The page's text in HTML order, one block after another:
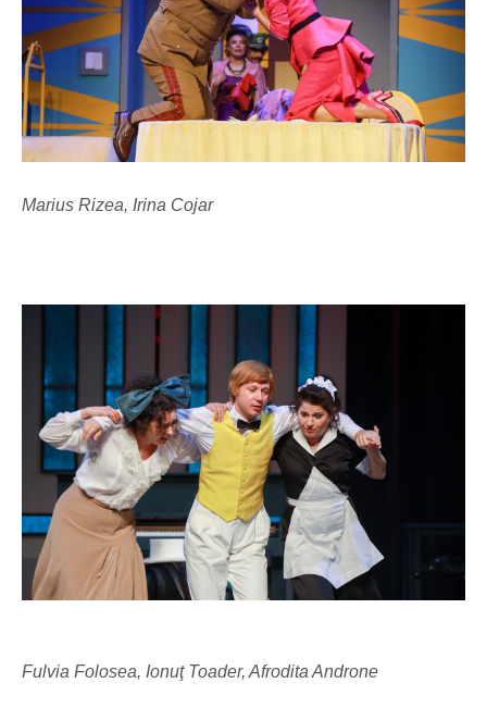
Marius Rizea, Irina Cojar
Fulvia Folosea, Ionuţ Toader, Afrodita Androne